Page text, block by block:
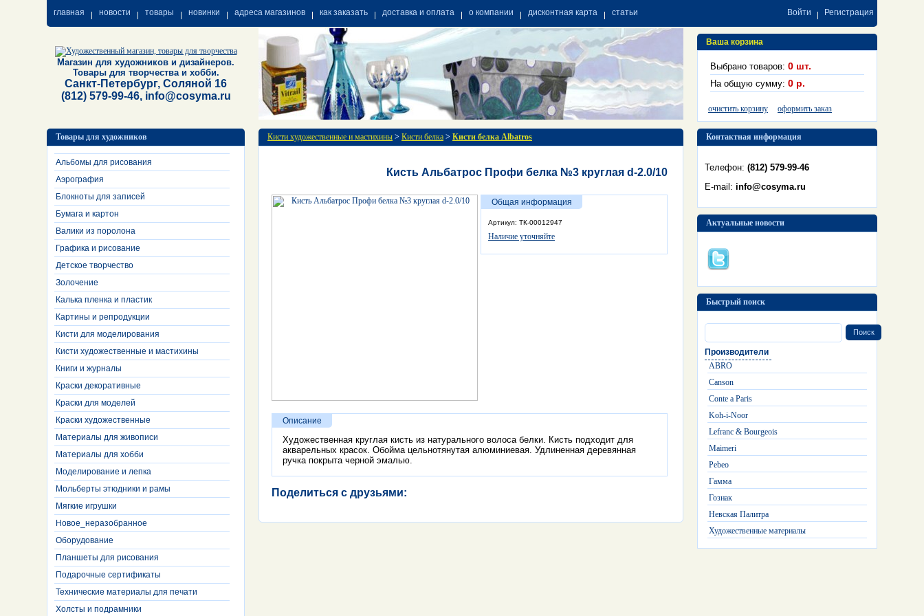
главная новости товары новинки адреса магазинов как заказать доставка и оплата о компании дисконтная карта статьи Войти Регистрация
Магазин для художников и дизайнеров.
Товары для творчества и хобби.
Санкт-Петербург, Соляной 16
(812) 579-99-46, info@cosyma.ru
Ваша корзина
Выбрано товаров: 0 шт.
На общую сумму: 0 р.
очистить корзину оформить заказ
Товары для художников
Альбомы для рисования
Аэрография
Блокноты для записей
Бумага и картон
Валики из поролона
Графика и рисование
Детское творчество
Золочение
Калька пленка и пластик
Картины и репродукции
Кисти для моделирования
Кисти художественные и мастихины
Книги и журналы
Краски декоративные
Краски для моделей
Краски художественные
Материалы для живописи
Материалы для хобби
Моделирование и лепка
Мольберты этюдники и рамы
Мягкие игрушки
Новое_неразобранное
Оборудование
Планшеты для рисования
Подарочные сертификаты
Технические материалы для печати
Холсты и подрамники
Кисти художественные и мастихины > Кисти белка > Кисти белка Albatros
Кисть Альбатрос Профи белка №3 круглая d-2.0/10
Общая информация
Артикул: ТК-00012947
Наличие уточняйте
Описание
Художественная круглая кисть из натурального волоса белки. Кисть подходит для
акварельных красок. Обойма цельнотянутая алюминиевая. Удлиненная деревянная
ручка покрыта черной эмалью.
Поделиться с друзьями:
Контактная информация
Телефон: (812) 579-99-46
E-mail: info@cosyma.ru
Актуальные новости
Быстрый поиск
Производители
ABRO
Canson
Conte a Paris
Koh-i-Noor
Lefranc & Bourgeois
Maimeri
Pebeo
Гамма
Гознак
Невская Палитра
Художественные материалы